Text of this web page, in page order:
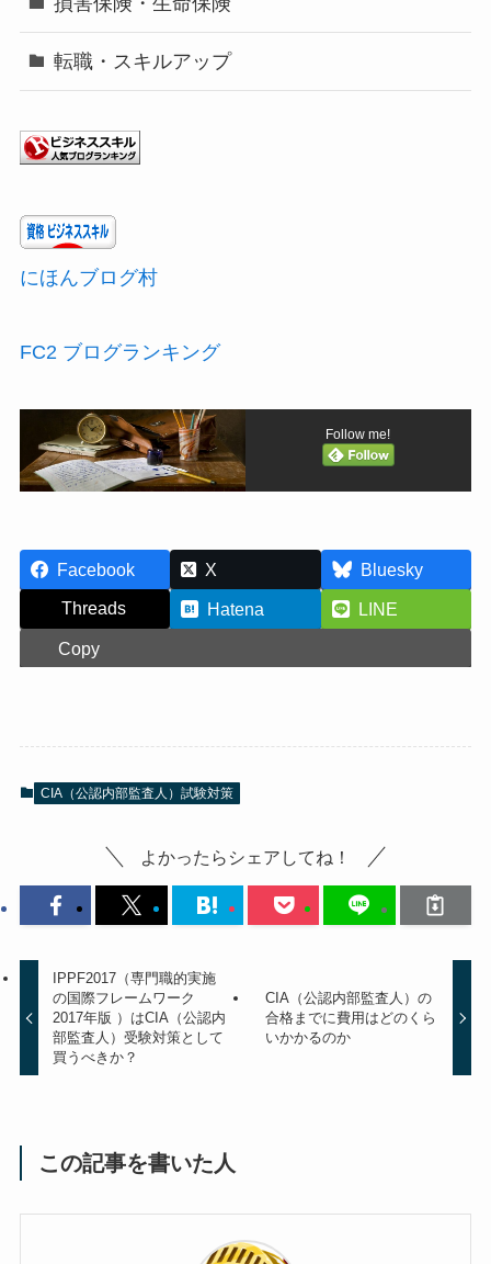
転職・スキルアップ
にほんブログ村
FC2 ブログランキング
Follow me!
Facebook X
Bluesky
Threads
Hatena
LINE
Copy
CIA（公認内部監査人）試験対策
よかったらシェアしてね！
IPPF2017（専門職的実施
の国際フレームワーク
2017年版 ）はCIA（公認内
部監査人）受験対策として
買うべきか？
CIA（公認内部監査人）の
合格までに費用はどのくら
いかかるのか
この記事を書いた人